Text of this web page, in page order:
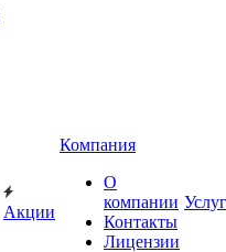
Акции
Компания
О
компании
Контакты
Лицензии